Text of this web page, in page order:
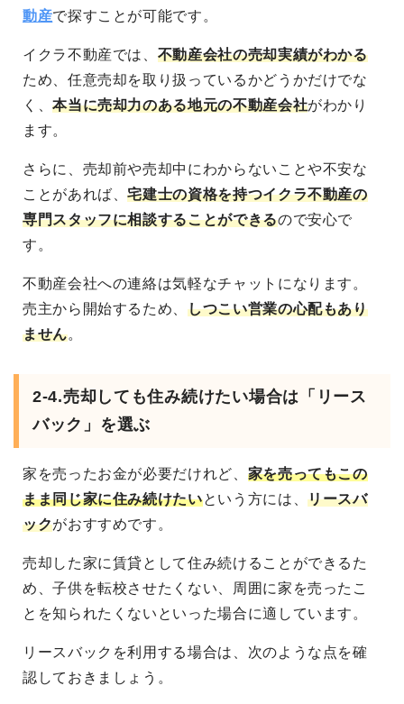
動産で探すことが可能です。
イクラ不動産では、 不動産会社の売却実績がわかる
ため、任意売却を取り扱っているかどうかだけでな
く、本当に売却力のある地元の不動産会社がわかり
ます。
さらに、売却前や売却中にわからないことや不安な
ことがあれば、宅建士の資格を持つイクラ不動産の
専門スタッフに相談することができるので安心で
す。
不動産会社への連絡は気軽なチャットになります。
売主から開始するため、しつこい営業の心配もあり
ません。
2-4.売却しても住み続けたい場合は「リース
バック」を選ぶ
家を売ったお金が必要だけれど、 家を売ってもこの
まま同じ家に住み続けたいという方には、リースバ
ックがおすすめです。
売却した家に賃貸として住み続けることができるた
め、子供を転校させたくない、周囲に家を売ったこ
とを知られたくないといった場合に適しています。
リースバックを利用する場合は、次のような点を確
認しておきましょう。